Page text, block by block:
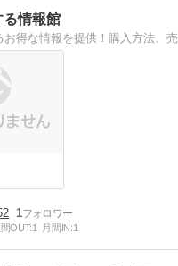
情報館
1
OUT:1 月間IN:1